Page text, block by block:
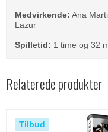
Medvirkende: Ana
Lazur
Spilletid: 1 time og 32
Relaterede produkter
Tilbud